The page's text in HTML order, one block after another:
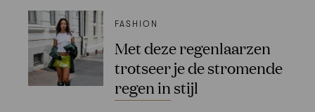
FASHION
Met deze regenlaarzen
trotseer je de stromende
regen in stijl